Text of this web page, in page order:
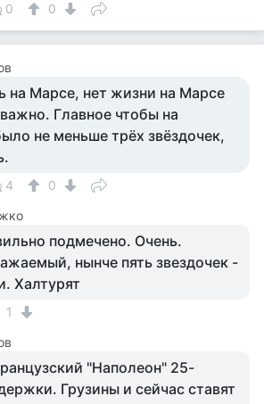
0 0
на Марсе, нет жизни на Марсе
Главное чтобы на
не меньше трёх звёздочек,
4
0
подмечено. Очень.
нынче пять звездочек -
Халтурят
1
"Наполеон" 25-
Грузины и сейчас ставят